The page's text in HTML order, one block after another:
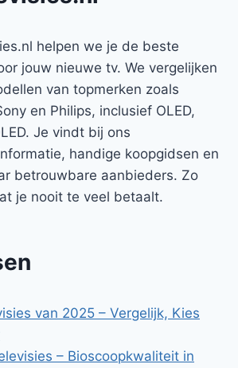
helpen we je de beste
jouw nieuwe tv. We vergelijken
van topmerken zoals
en Philips, inclusief OLED,
Je vindt bij ons
handige koopgidsen en
betrouwbare aanbieders. Zo
je nooit te veel betaalt.
van 2025 – Vergelijk, Kies
– Bioscoopkwaliteit in